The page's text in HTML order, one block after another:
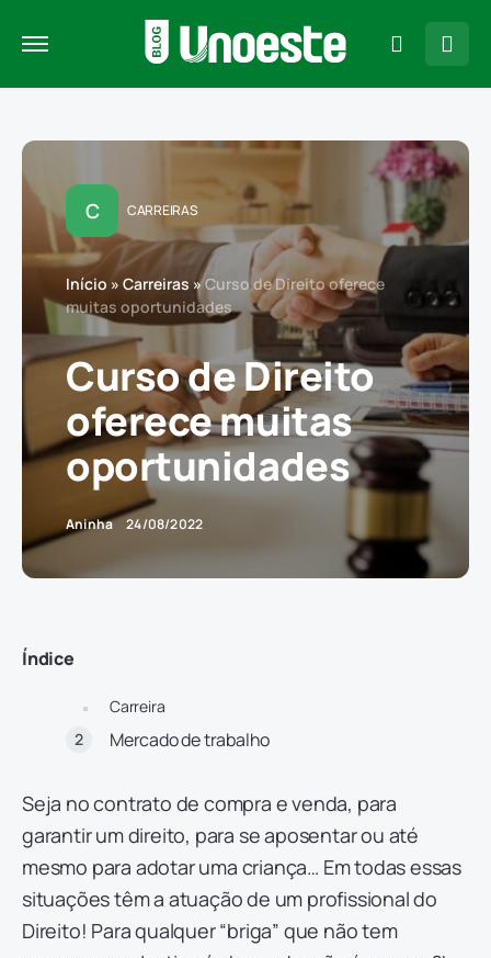
C CARREIRAS
Início » Carreiras »Curso de Direito oferece
muitas oportunidades
Curso de Direito
oferece muitas
oportunidades
Aninha 24/08/2022
Índice
Carreira
Mercado de trabalho
Seja no contrato de compra e venda, para
garantir um direito, para se aposentar ou até
mesmo para adotar uma criança… Em todas essas
situações têm a atuação de um profissional do
Direito! Para qualquer “briga” que não tem